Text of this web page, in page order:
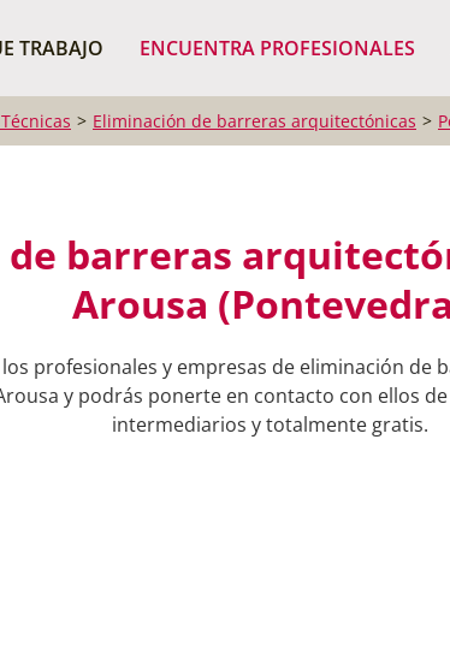
TRABAJO ENCUENTRA PROFESIONALES
Eliminación de barreras arquitectónicas
barreras
Arousa
profesionales y empresas de eliminación de
y podrás ponerte en contacto con ellos
intermediarios y totalmente gratis.